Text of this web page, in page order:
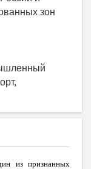
зон
из признанных